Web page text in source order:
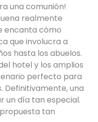
una comunión!
realmente
encanta cómo
que involucra a
hasta los abuelos.
hotel y los amplios
perfecto para
Definitivamente, una
un día tan especial.
tan